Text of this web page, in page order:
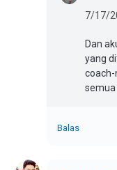
7/17/
Dan
yang
coach-
semua
Balas